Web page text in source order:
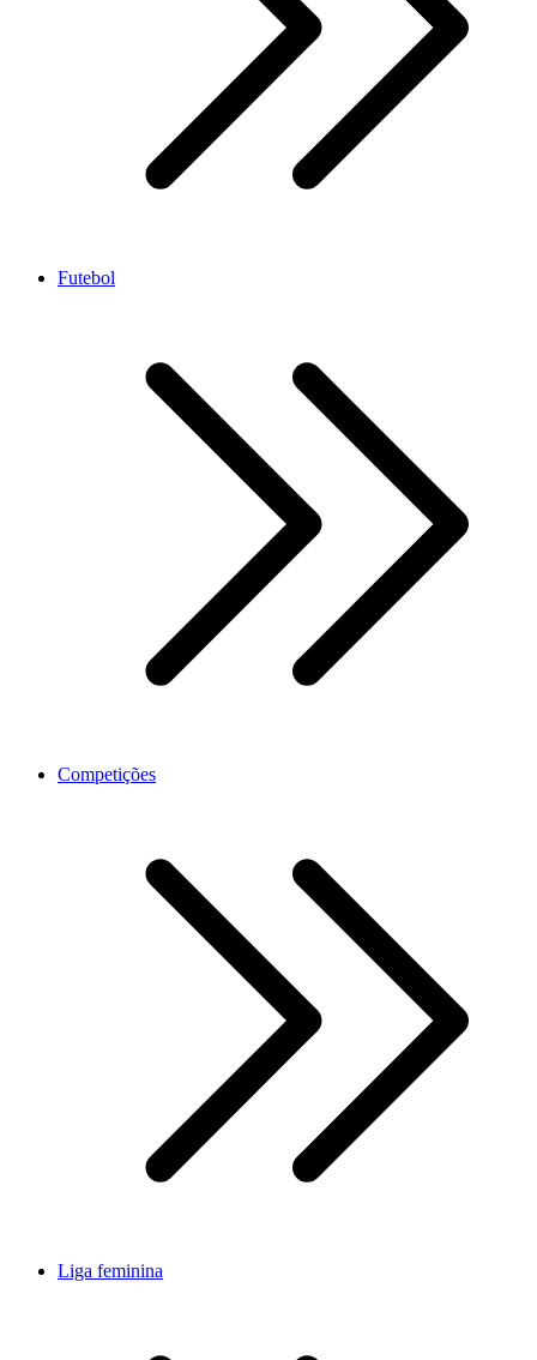
Futebol
Competições
Liga feminina